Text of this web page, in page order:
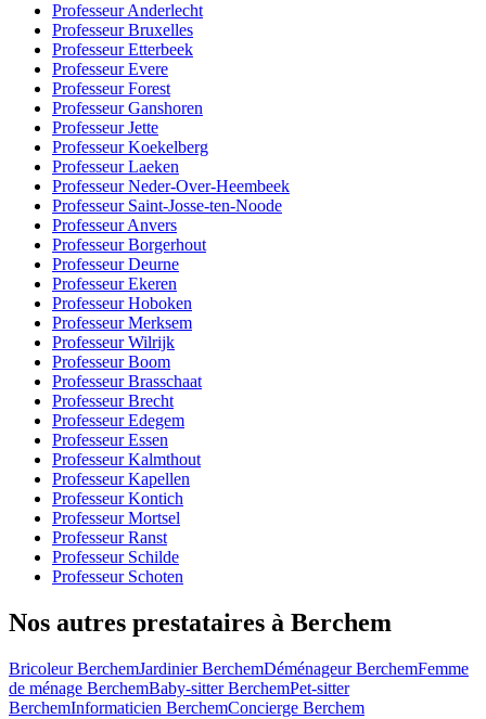
Professeur Anderlecht
Professeur Bruxelles
Professeur Etterbeek
Professeur Evere
Professeur Forest
Professeur Ganshoren
Professeur Jette
Professeur Koekelberg
Professeur Laeken
Professeur Neder-Over-Heembeek
Professeur Saint-Josse-ten-Noode
Professeur Anvers
Professeur Borgerhout
Professeur Deurne
Professeur Ekeren
Professeur Hoboken
Professeur Merksem
Professeur Wilrijk
Professeur Boom
Professeur Brasschaat
Professeur Brecht
Professeur Edegem
Professeur Essen
Professeur Kalmthout
Professeur Kapellen
Professeur Kontich
Professeur Mortsel
Professeur Ranst
Professeur Schilde
Professeur Schoten
Nos autres prestataires à Berchem
Bricoleur BerchemJardinier BerchemDéménageur BerchemFemme
de ménage BerchemBaby-sitter BerchemPet-sitter
BerchemInformaticien BerchemConcierge Berchem